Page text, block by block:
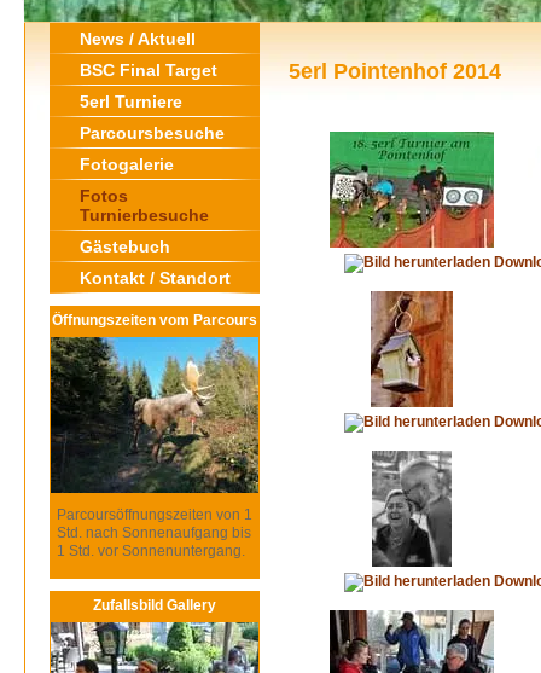
News / Aktuell
BSC Final Target
5erl Turniere
Parcoursbesuche
Fotogalerie
Fotos
Turnierbesuche
Gästebuch
Kontakt / Standort
Öffnungszeiten vom Parcours
Parcoursöffnungszeiten von 1
Std. nach Sonnenaufgang bis
1 Std. vor Sonnenuntergang.
Zufallsbild Gallery
5erl Pointenhof 2014